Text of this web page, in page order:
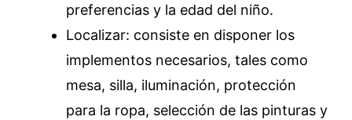
preferencias y la edad del niño.
Localizar: consiste en disponer los
implementos necesarios, tales como
mesa, silla, iluminación, protección
para la ropa, selección de las pinturas y